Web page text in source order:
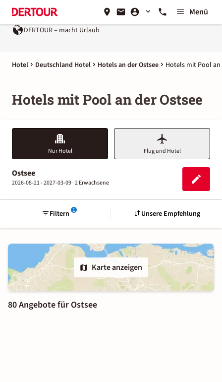
Menü
DERTOUR – macht Urlaub
Hotel Deutschland Hotel Hotels an der Ostsee Hotels mit Pool an
Hotels mit Pool an der Ostsee
Nur Hotel Flug und Hotel
Ostsee
2026-08-21 - 2027-03-09 ·2 Erwachsene
1
Filtern Unsere Empfehlung
Karte anzeigen
80 Angebote für Ostsee